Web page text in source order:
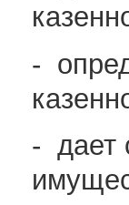
-
- дает